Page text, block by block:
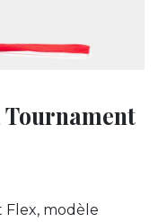
Tournament
modèle